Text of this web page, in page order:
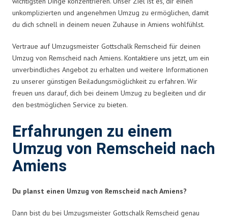
unkomplizierten und angenehmen Umzug zu ermöglichen, damit
du dich schnell in deinem neuen Zuhause in Amiens wohlfühlst.
Vertraue auf Umzugsmeister Gottschalk Remscheid für deinen
Umzug von Remscheid nach Amiens. Kontaktiere uns jetzt, um ein
unverbindliches Angebot zu erhalten und weitere Informationen
zu unserer günstigen Beiladungsmöglichkeit zu erfahren. Wir
freuen uns darauf, dich bei deinem Umzug zu begleiten und dir
den bestmöglichen Service zu bieten.
Erfahrungen zu einem
Umzug von Remscheid nach
Amiens
Du planst einen Umzug von Remscheid nach Amiens?
Dann bist du bei Umzugsmeister Gottschalk Remscheid genau